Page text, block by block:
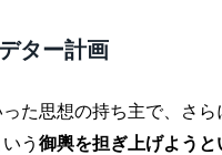
ター計画
た思想の持ち主で、さら
う 御輿を担ぎ上げようと